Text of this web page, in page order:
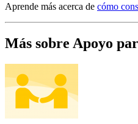
Aprende más acerca de cómo
Más sobre Apoyo